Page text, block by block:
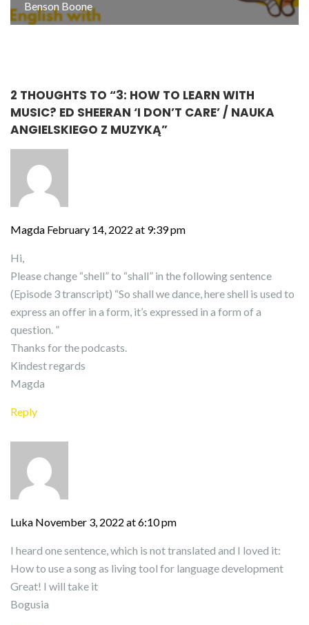
Benson Boone
2 THOUGHTS TO “3: HOW TO LEARN WITH
MUSIC? ED SHEERAN ‘I DON’T CARE’ / NAUKA
ANGIELSKIEGO Z MUZYKĄ”
Magda February 14, 2022 at 9:39 pm
Hi,
Please change “shell” to “shall” in the following sentence
(Episode 3 transcript) “So shall we dance, here shell is used to
express an offer in a form, it’s expressed in a form of a
question. ”
Thanks for the podcasts.
Kindest regards
Magda
Reply
Luka November 3, 2022 at 6:10 pm
I heard one sentence, which is not translated and I loved it:
How to use a song as living tool for language development
Great! I will take it
Bogusia